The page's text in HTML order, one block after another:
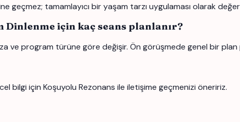
geçmez; tamamlayıcı bir yaşam tarzı uygulaması olarak
için kaç seans planlanır?
ve program türüne göre değişir. Ön görüşmede genel bir plan
bilgi için Koşuyolu Rezonans ile iletişime geçmenizi öneririz.